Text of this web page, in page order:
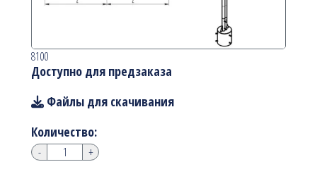
8100
Доступно для предзаказа
Файлы для скачивания
Количество:
- +